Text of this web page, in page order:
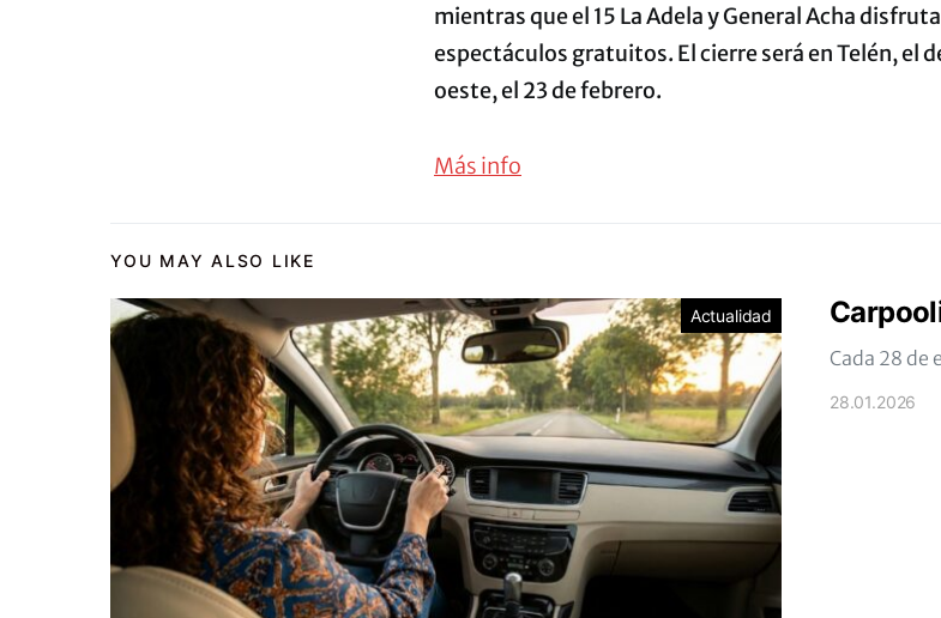
mientras que el 15 La Adela y General Acha
espectáculos gratuitos. El cierre será en Telén, el
oeste, el 23 de febrero.
Más info
YOU MAY ALSO LIKE
Actualidad
Cada 28 de
28.01.2026